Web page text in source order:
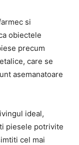
si
obiectele
precum
care se
asemanatoare
ideal,
piesele potrivite
cel mai